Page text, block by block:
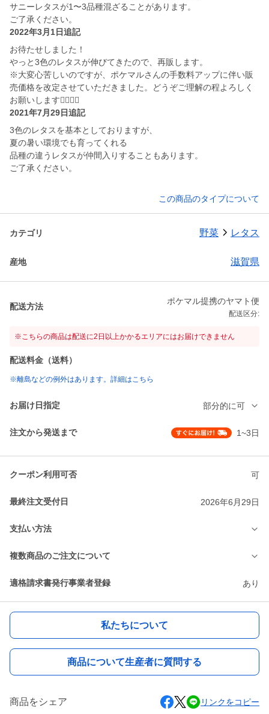
サニーレタスが1〜3品種混ざることがあります。
ご了承ください。
2022年3月1日追記
お待たせしました！
やっと3色のレタスが伸びてきたので、再販します。
※大変心苦しいのですが、ポケマルさんの手数料アップに伴い販
売価格を改定させていただきました。どうぞご理解の程よろしく
お願いします🙇‍♂️🙇‍♀️
2021年7月29日追記
3色のレタスを基本としておりますが、
夏の暑い環境でも育ってくれる
品種の違うレタスが仲間入りすることもあります。
ご了承ください。
この商品のタイプについて
カテゴリ 野菜 レタス
産地 滋賀県
配送方法
ポケマル提携のヤマト便
配送区分:
※こちらの商品は配送に2日以上かかるエリアにはお届けできません
配送料金（送料）
※離島などの例外はあります。詳細はこちら
お届け日指定 部分的に可
注文から発送まで 1~3日
クーポン利用可否 可
最終注文受付日 2026年6月29日
支払い方法
複数商品のご注文について
適格請求書発行事業者登録 あり
私たちについて
商品について生産者に質問する
商品をシェア リンクをコピー